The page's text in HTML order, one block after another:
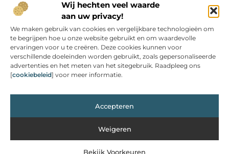
Wij hechten veel waarde
aan uw privacy!
We maken gebruik van cookies en vergelijkbare technologieën om
te begrijpen hoe u onze website gebruikt en om waardevolle
ervaringen voor u te creëren. Deze cookies kunnen voor
verschillende doeleinden worden gebruikt, zoals gepersonaliseerde
advertenties en het meten van het sitegebruik. Raadpleeg ons
[cookiebeleid] voor meer informatie.
Accepteren
Weigeren
Bekijk Voorkeuren
Over Christianne-s-fotoweb
Van simpele momenten tot bijzondere inzichten – beleef
het op Christianne-s-fotoweb.nl.
Laat je inspireren door unieke foto’s en verhalen die jouw
dagelijks leven verrijken.
Bericht categorie